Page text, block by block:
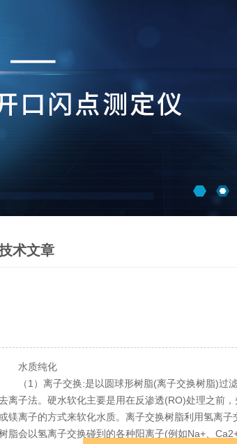
术文章
水质纯化
（1）离子交换:是以圆球形树脂(离子交换树脂)过滤
离子法。硬水软化主要是用在反渗透(RO)处理之前
镁离子的方式来软化水质。离子交换树脂利用氢离
脂会以氢离子交换碰到的各种阳离子(例如Na+、